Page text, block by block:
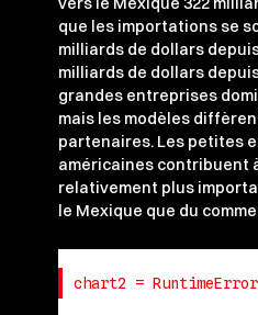
que les importations se
milliards de dollars
milliards de dollars
grandes entreprises
mais les modèles
partenaires. Les petites
américaines contribuent
relativement plus
le Mexique que du